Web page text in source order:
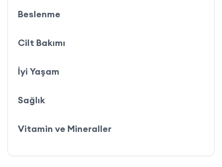
Beslenme
Cilt Bakımı
İyi Yaşam
Sağlık
Vitamin ve Mineraller